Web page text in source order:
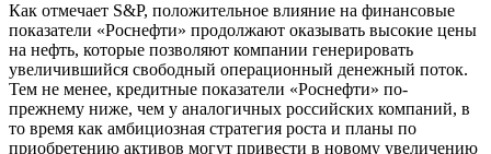
Как отмечает S&P, положительное влияние на финансовые
показатели «Роснефти» продолжают оказывать высокие цены
на нефть, которые позволяют компании генерировать
увеличившийся свободный операционный денежный поток.
Тем не менее, кредитные показатели «Роснефти» по-
прежнему ниже, чем у аналогичных российских компаний, в
то время как амбициозная стратегия роста и планы по
приобретению активов могут привести в новому увеличению